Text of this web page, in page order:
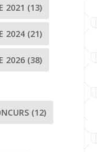
2021 (13)
2024 (21)
2026 (38)
(12)